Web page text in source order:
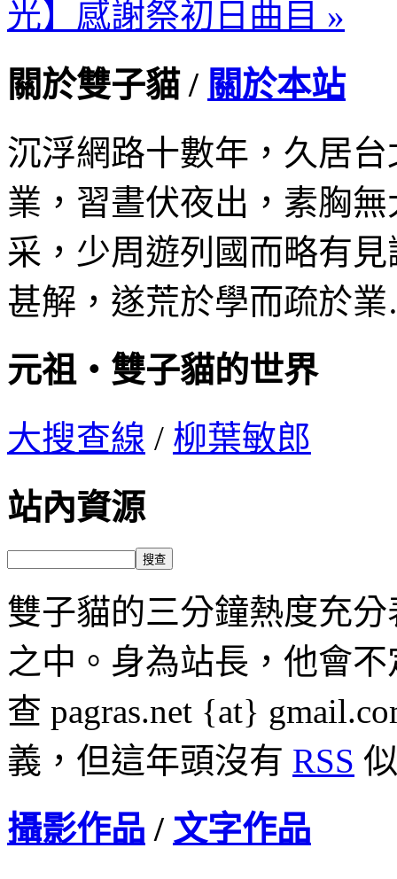
光】感謝祭初日曲目 »
關於雙子貓 / 關於本站
沉浮網路十數年，久居
業，習晝伏夜出，素胸
采，少周遊列國而略有
甚解，遂荒於學而疏於
元祖‧雙子貓的世界
大搜查線 / 柳葉敏郎
站內資源
雙子貓的三分鐘熱度充
之中。身為站長，他會
查 pagras.net {at}
義，但這年頭沒有 RSS
攝影作品 / 文字作品